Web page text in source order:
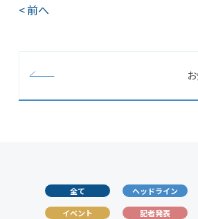
前へ
全て ヘッドライン
イベント
記者発表